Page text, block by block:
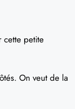
cette petite
On veut de la